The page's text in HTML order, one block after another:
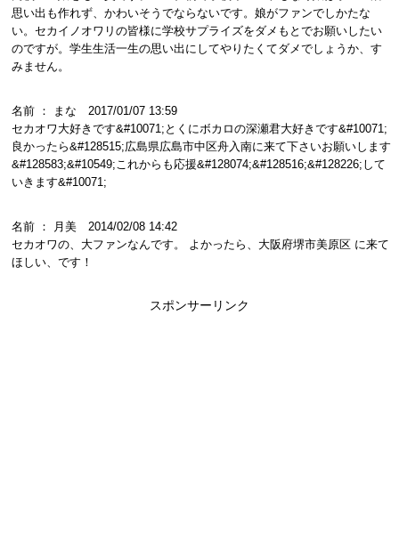
思い出も作れず、かわいそうでならないです。娘がファンでしかたな
い。セカイノオワリの皆様に学校サプライズをダメもとでお願いしたい
のですが。学生生活一生の思い出にしてやりたくてダメでしょうか、す
みません。
名前 ： まな 2017/01/07 13:59
セカオワ大好きです&#10071;とくにボカロの深瀬君大好きです&#10071;
良かったら&#128515;広島県広島市中区舟入南に来て下さいお願いします
&#128583;&#10549;これからも応援&#128074;&#128516;&#128226;して
いきます&#10071;
名前 ： 月美 2014/02/08 14:42
セカオワの、大ファンなんです。 よかったら、大阪府堺市美原区 に来て
ほしい、です！
スポンサーリンク